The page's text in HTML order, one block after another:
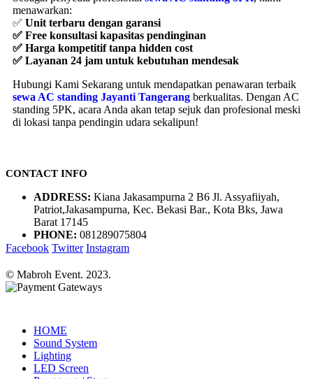
Patriot,Jakasampurna, Kec. Bekasi Bar., Kota Bks, Jawa
Barat 17145
PHONE: 081289075804
Facebook Twitter Instagram
HOME
LED Screen
Panggung / Stage
Multimedia
Tenda
Tenda Roder
Tenda Sarnafil
Genset
Genset 40Kva
Genset 60Kva
Genset 80Kva
Genset 100Kva